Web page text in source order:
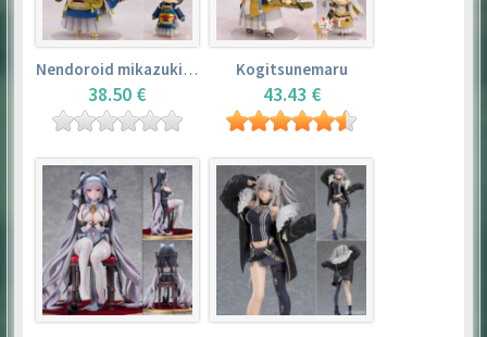
Nendoroid mikazuki munechika
38.50 €
Kogitsunemaru
43.43 €